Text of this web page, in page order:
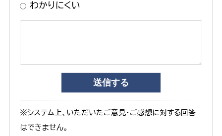
わかりにくい
※システム上、いただいたご意見・ご感想に対する回答
はできません。